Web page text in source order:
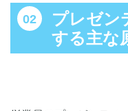
プレゼン
する主な